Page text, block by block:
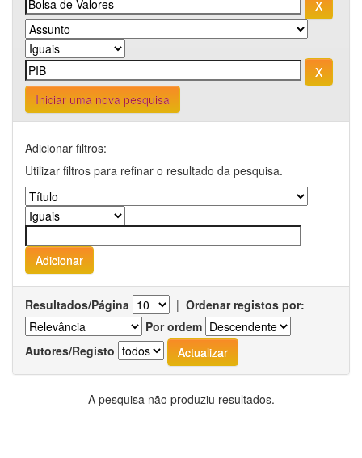
Iniciar uma nova pesquisa
Adicionar filtros:
Utilizar filtros para refinar o resultado da pesquisa.
Resultados/Página | Ordenar registos por:
Por ordem
Autores/Registo
A pesquisa não produziu resultados.